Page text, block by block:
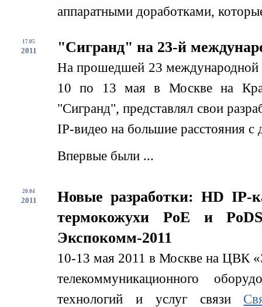
аппаратными доработками,
17.05
2011 "Сигранд" на 23-й
На прошедшей 23 международной
10 по 13 мая в Москве на
"Сигранд", представлял свои
IP-видео на большие расстояния
Впервые были ...
28.04
2011
Новые разработки: HD IP-
термокожухи PoE и
Экспокомм-2011
10-13 мая 2011 в Москве на ЦВК
телекоммуникационного
технологий и услуг связи